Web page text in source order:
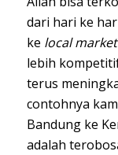
dari hari ke
ke local market
lebih
terus
contohnya
Bandung ke
adalah